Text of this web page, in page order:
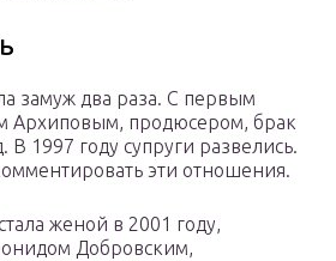
замуж два раза. С первым
Архиповым, продюсером, брак
В 1997 году супруги развелись.
эти отношения.
женой в 2001 году,
Добровским,